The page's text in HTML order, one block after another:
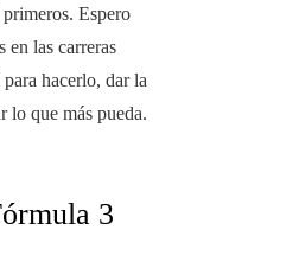
Espero
en las carreras
hacerlo, dar la
lo que más pueda.
3